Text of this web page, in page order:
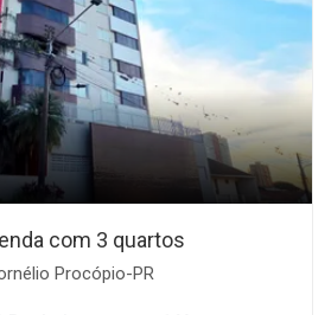
com 3 quartos
Procópio-PR